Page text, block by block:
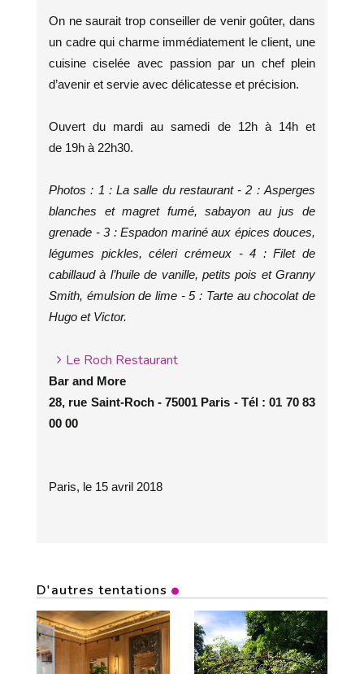
On ne saurait trop conseiller de venir goûter, dans
un cadre qui charme immédiatement le client, une
cuisine ciselée avec passion par un chef plein
d’avenir et servie avec délicatesse et précision.
Ouvert du mardi au samedi de 12h à 14h et
de 19h à 22h30.
Photos : 1 : La salle du restaurant - 2 : Asperges
blanches et magret fumé, sabayon au jus de
grenade - 3 : Espadon mariné aux épices douces,
légumes pickles, céleri crémeux - 4 : Filet de
cabillaud à l’huile de vanille, petits pois et Granny
Smith, émulsion de lime - 5 : Tarte au chocolat de
Hugo et Victor.
Le Roch Restaurant
Bar and More
28, rue Saint-Roch - 75001 Paris - Tél : 01 70 83
00 00
Paris, le 15 avril 2018
D'autres tentations